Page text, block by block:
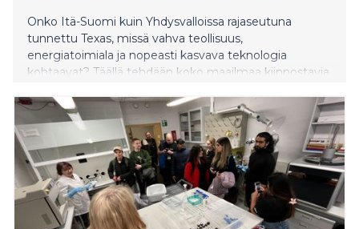
Onko Itä-Suomi kuin Yhdysvalloissa rajaseutuna
tunnettu Texas, missä vahva teollisuus,
energiatoimiala ja nopeasti kasvava teknologia
kohtaavat? Täällä tehdään koko maailmaa kiinnostavia
karttojen reunoilla, sanoi yksi Itä-Suomen suurimman
businesstapahtuman pääpuhujista.